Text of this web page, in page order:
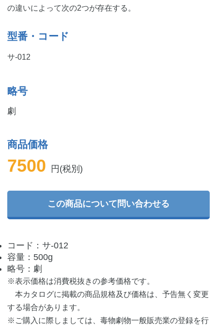
の違いによって次の2つが存在する。
型番・コード
サ-012
略号
劇
商品価格
7500 円(税別)
この商品について問い合わせる
コード：サ-012
容量：500g
略号：劇
※表示価格は消費税抜きの参考価格です。
本カタログに掲載の商品規格及び価格は、予告無く変更
する場合があります。
※ご購入に際しましては、毒物劇物一般販売業の登録を行